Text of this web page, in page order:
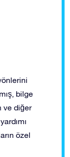
bilge
ve diğer
özel